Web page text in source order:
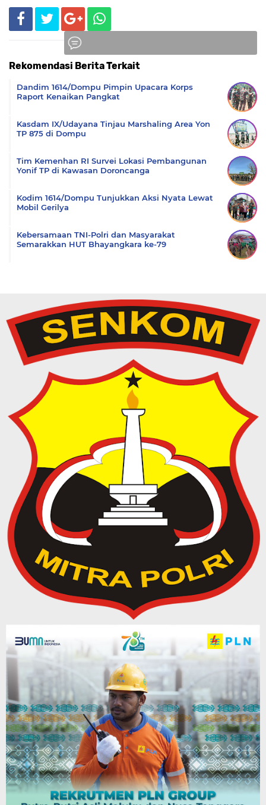
Rekomendasi Berita Terkait
Dandim 1614/Dompu Pimpin Upacara Korps
Raport Kenaikan Pangkat
Kasdam IX/Udayana Tinjau Marshaling Area Yon
TP 875 di Dompu
Tim Kemenhan RI Survei Lokasi Pembangunan
Yonif TP di Kawasan Doroncanga
Kodim 1614/Dompu Tunjukkan Aksi Nyata Lewat
Mobil Gerilya
Kebersamaan TNI-Polri dan Masyarakat
Semarakkan HUT Bhayangkara ke-79